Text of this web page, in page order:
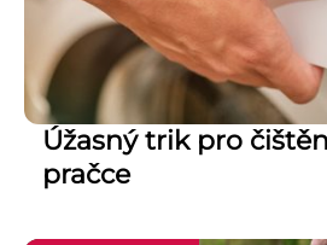
Úžasný trik pro
pračce